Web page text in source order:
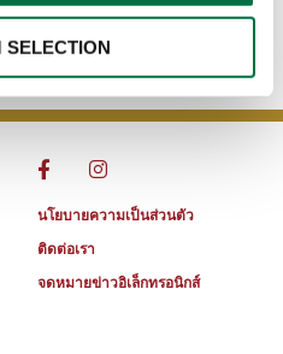
SELECTION
นโยบายความเป็นส่วนตัว
ติดต่อเรา
จดหมายข่าวอิเล็กทรอนิกส์